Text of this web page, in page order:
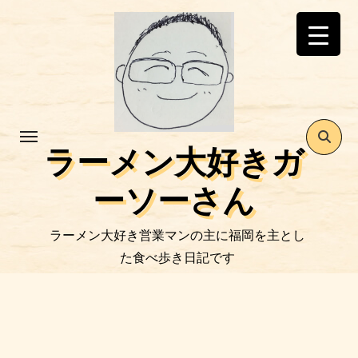
ラーメン大好きガ
ーソーさん
ラーメン大好き営業マンの主に福岡を主とし
た食べ歩き日記です